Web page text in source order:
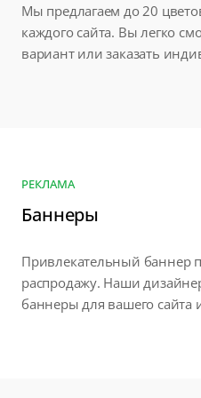
Мы предлагаем до 20
каждого сайта. Вы легко
вариант или заказать
РЕКЛАМА
Баннеры
Привлекательный баннер
распродажу. Наши
баннеры для вашего сайта